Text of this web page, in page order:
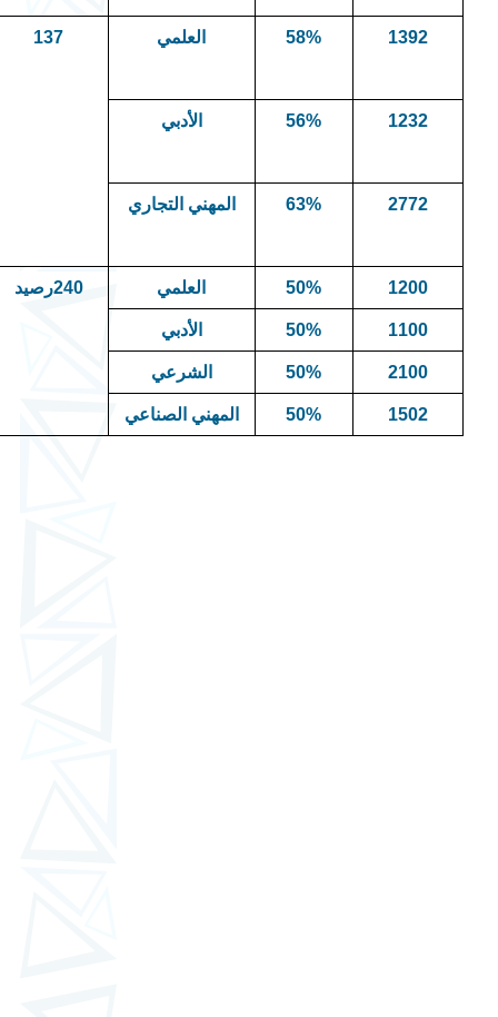
1392
58% العلمي 137
1232
56% الأدبي
2772
63% المهني التجاري
1200
50% العلمي 240رصيد
1100
50% الأدبي
2100
50% الشرعي
2
150
50% المهني الصناعي